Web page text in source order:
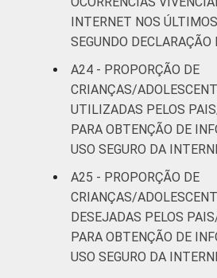
INTERNET NOS
SEGUNDO DECLARAÇÃO
A24 - PROPORÇÃO DE
CRIANÇAS/
UTILIZADAS PELOS
PARA OBTENÇÃO DE
USO SEGURO DA
A25 - PROPORÇÃO DE
CRIANÇAS/
DESEJADAS PELOS
PARA OBTENÇÃO DE
USO SEGURO DA